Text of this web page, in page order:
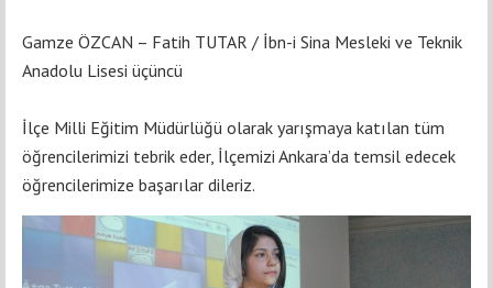
Gamze ÖZCAN – Fatih TUTAR / İbn-i Sina Mesleki ve Teknik
Anadolu Lisesi üçüncü
İlçe Milli Eğitim Müdürlüğü olarak yarışmaya katılan tüm
öğrencilerimizi tebrik eder, İlçemizi Ankara’da temsil edecek
öğrencilerimize başarılar dileriz.